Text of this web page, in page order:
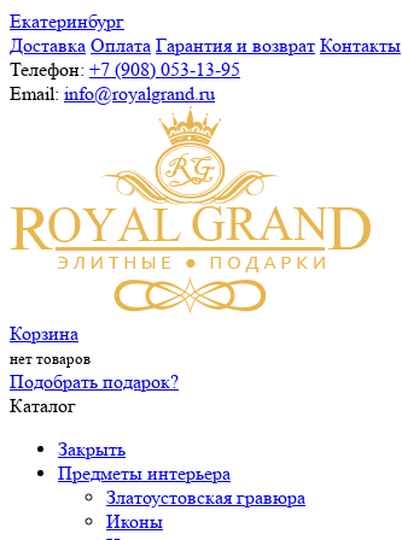
Екатеринбург
Доставка Оплата Гарантия и возврат Контакты
Телефон: +7 (908) 053-13-95
Email: info@royalgrand.ru
Корзина
нет товаров
Подобрать подарок?
Каталог
Закрыть
Предметы интерьера
Златоустовская гравюра
Иконы